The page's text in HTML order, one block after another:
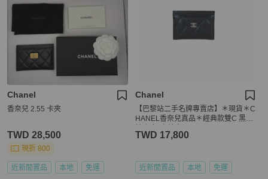
Chanel
香奈兒 2.55 卡夾
TWD 28,500
現折 800
近新閒置品 本地 免運
Chanel
【巴黎站二手名牌專賣店】＊現貨＊C
HANEL香奈兒真品＊經典款雙C 黑荔
TWD 17,800
近新閒置品 本地 免運